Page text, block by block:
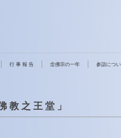
行 事 報 告 念佛宗の一年 参詣につ
教 之 王 堂 」